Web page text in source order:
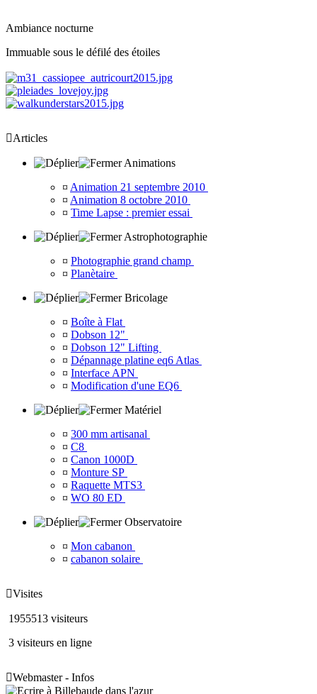
Ambiance nocturne
Immuable sous le défilé des étoiles
Articles
Animations
¤ Animation 21 septembre 2010
¤ Animation 8 octobre 2010
¤ Time Lapse : premier essai
Astrophotographie
¤ Photographie grand champ
¤ Planètaire
Bricolage
¤ Boîte à Flat
¤ Dobson 12"
¤ Dobson 12" Lifting
¤ Dépannage platine eq6 Atlas
¤ Interface APN
¤ Modification d'une EQ6
Matériel
¤ 300 mm artisanal
¤ C8
¤ Canon 1000D
¤ Monture SP
¤ Raquette MTS3
¤ WO 80 ED
Observatoire
¤ Mon cabanon
¤ cabanon solaire
Visites
1955513 visiteurs
3 visiteurs en ligne
Webmaster - Infos